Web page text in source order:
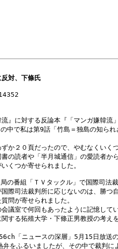
対、下條氏
に対する反論本『「マンガ嫌韓流
中で私は第9話「竹島＝独島の知られ
２０頁だったので、やむなくいく
の読者や「半月城通信」の愛読者か
くつか寄せられました。
番組「ＴＶタックル」で国際司法
際司法裁判所に応じないのは、勝つ
問が寄せられました。
室で何回もあったように記憶して
する拓殖大学・下條正男教授の考え
「ニュースの深層」5月15日放送
弁をふるいましたが、その中で裁判に